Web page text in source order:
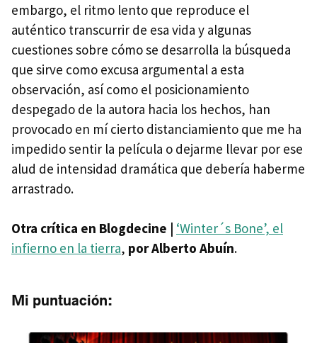
embargo, el ritmo lento que reproduce el
auténtico transcurrir de esa vida y algunas
cuestiones sobre cómo se desarrolla la búsqueda
que sirve como excusa argumental a esta
observación, así como el posicionamiento
despegado de la autora hacia los hechos, han
provocado en mí cierto distanciamiento que me ha
impedido sentir la película o dejarme llevar por ese
alud de intensidad dramática que debería haberme
arrastrado.
Otra crítica en Blogdecine | ‘Winter´s Bone’, el
infierno en la tierra, por Alberto Abuín.
Mi puntuación: